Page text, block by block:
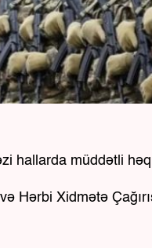
hallarda müddətli
Hərbi Xidmətə